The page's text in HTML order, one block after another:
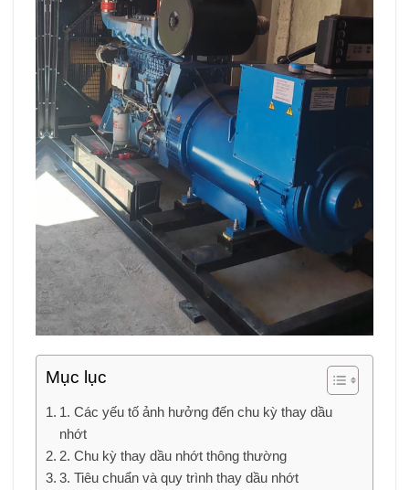
Mục lục
1. Các yếu tố ảnh hưởng đến chu kỳ thay dầu
nhớt
2. Chu kỳ thay dầu nhớt thông thường
3. Tiêu chuẩn và quy trình thay dầu nhớt